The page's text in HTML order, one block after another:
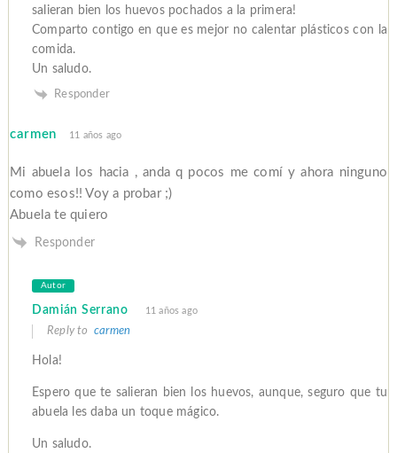
salieran bien los huevos pochados a la primera!
Comparto contigo en que es mejor no calentar plásticos con la
comida.
Un saludo.
Responder
carmen 11 años ago
Mi abuela los hacia , anda q pocos me comí y ahora ninguno
como esos!! Voy a probar ;)
Abuela te quiero
Responder
Autor
Damián Serrano 11 años ago
Reply to carmen
Hola!
Espero que te salieran bien los huevos, aunque, seguro que tu
abuela les daba un toque mágico.
Un saludo.